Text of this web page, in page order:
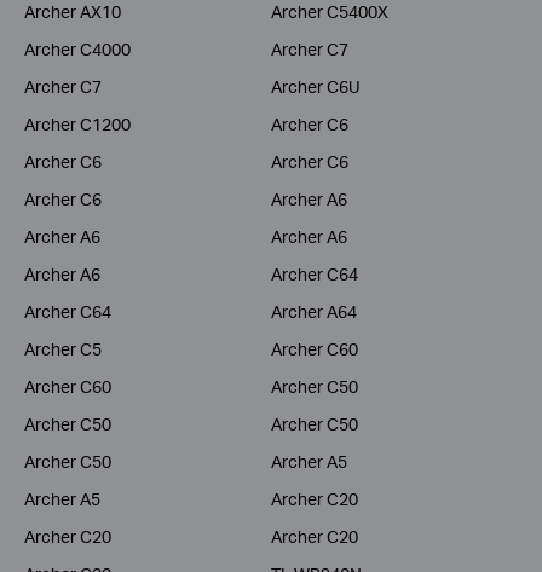
Archer AX10
Archer C5400X
Archer C4000
Archer C7
Archer C7
Archer C6U
Archer C1200
Archer C6
Archer C6
Archer C6
Archer C6
Archer A6
Archer A6
Archer A6
Archer A6
Archer C64
Archer C64
Archer A64
Archer C5
Archer C60
Archer C60
Archer C50
Archer C50
Archer C50
Archer C50
Archer A5
Archer A5
Archer C20
Archer C20
Archer C20